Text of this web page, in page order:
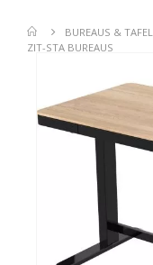
BUREAUS &
ZIT-STA BUREAUS
einde
afbeeldingen-